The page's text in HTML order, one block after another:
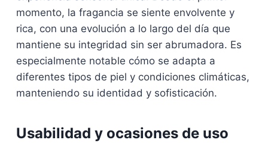
momento, la fragancia se siente envolvente y
rica, con una evolución a lo largo del día que
mantiene su integridad sin ser abrumadora. Es
especialmente notable cómo se adapta a
diferentes tipos de piel y condiciones climáticas,
manteniendo su identidad y sofisticación.
Usabilidad y ocasiones de uso